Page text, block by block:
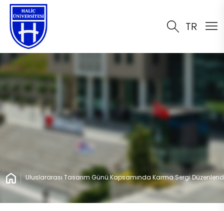
TR
Uluslararası Tasarım Günü Kapsamında Karma Sergi